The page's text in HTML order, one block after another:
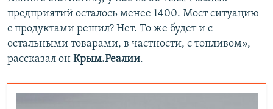
предприятий осталось менее 1400. Мост ситуацию
с продуктами решил? Нет. То же будет и с
остальными товарами, в частности, с топливом», –
рассказал он Крым.Реалии.